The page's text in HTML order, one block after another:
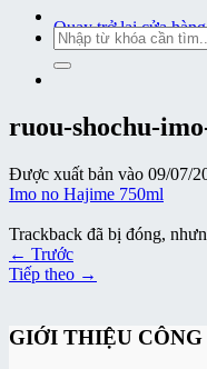
Quay trở lại cửa hàng
Tìm
kiếm:
ruou-shochu-
Được xuất bản vào 09/07/
Imo no Hajime 750ml
Trackback đã bị đóng,
← Trước
Tiếp theo →
GIỚI THIỆU